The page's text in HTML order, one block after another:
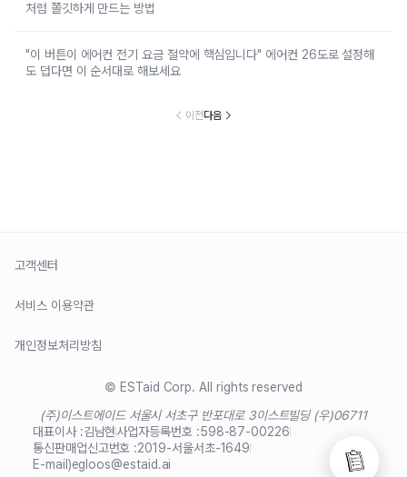
처럼 쫄깃하게 만드는 방법
"이 버튼이 에어컨 전기 요금 절약에 핵심입니다" 에어컨 26도로 설정해
도 덥다면 이 순서대로 해보세요
이전다음
고객센터
서비스 이용약관
개인정보처리방침
© ESTaid Corp. All rights reserved
(주)이스트에이드 서울시 서초구 반포대로 3이스트빌딩 (우)06711
대표이사 :김남현사업자등록번호 :598-87-00226
통신판매업신고번호 :2019-서울서초-1649
E-mail)egloos@estaid.ai